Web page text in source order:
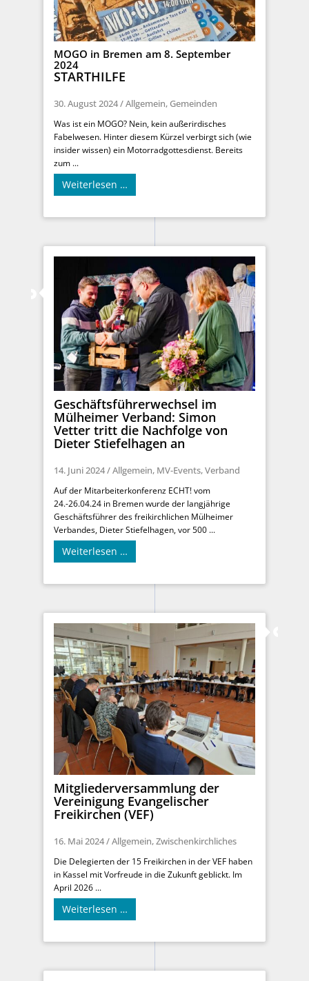
MOGO in Bremen am 8. September
2024
STARTHILFE
30. August 2024/Allgemein, Gemeinden
Was ist ein MOGO? Nein, kein außerirdisches
Fabelwesen. Hinter diesem Kürzel verbirgt sich (wie
insider wissen) ein Motorradgottesdienst. Bereits
zum ...
Weiterlesen …
Geschäftsführerwechsel im
Mülheimer Verband: Simon
Vetter tritt die Nachfolge von
Dieter Stiefelhagen an
14. Juni 2024/Allgemein, MV-Events,Verband
Auf der Mitarbeiterkonferenz ECHT! vom
24.-26.04.24 in Bremen wurde der langjährige
Geschäftsführer des freikirchlichen Mülheimer
Verbandes, Dieter Stiefelhagen, vor 500 ...
Weiterlesen …
Mitgliederversammlung der
Vereinigung Evangelischer
Freikirchen (VEF)
16. Mai 2024/Allgemein,Zwischenkirchliches
Die Delegierten der 15 Freikirchen in der VEF haben
in Kassel mit Vorfreude in die Zukunft geblickt. Im
April 2026 ...
Weiterlesen …